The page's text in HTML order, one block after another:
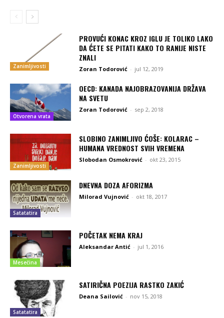
Zanimljivosti
PROVUĆI KONAC KROZ IGLU JE TOLIKO LAKO
DA ĆETE SE PITATI KAKO TO RANIJE NISTE
ZNALI
Zoran Todorović - jul 12, 2019
Otvorena vrata
OECD: KANADA NAJOBRAZOVANIJA DRŽAVA
NA SVETU
Zoran Todorović - sep 2, 2018
Zanimljivosti
SLOBINO ZANIMLJIVO ĆOŠE: KOLARAC –
HUMANA VREDNOST SVIH VREMENA
Slobodan Osmokrović - okt 23, 2015
Satatatira
DNEVNA DOZA AFORIZMA
Milorad Vujnović - okt 18, 2017
Mesečina
POČETAK NEMA KRAJ
Aleksandar Antić - jul 1, 2016
Satatatira
SATIRIČNA POEZIJA RASTKO ZAKIĆ
Deana Sailović - nov 15, 2018